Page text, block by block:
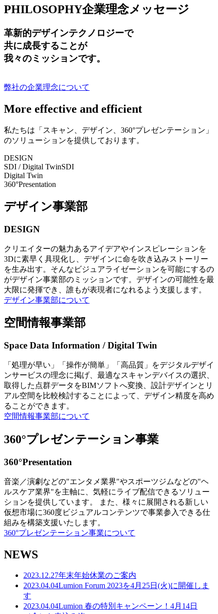
PHILOSOPHY企業理念メッセージ
革新的デザインテクノロジーで
共に成長することが
我々のミッションです。
弊社の企業理念について
More effective and efficient
私たちは「スキャン、デザイン、360°プレゼンテーション」
のソリューションを提供しております。
DESIGN
SDI / Digital TwinSDI
Digital Twin
360°Presentation
デザイン事業部
DESIGN
クリエイターの魅力あるアイデアやインスピレーションを
3Dに素早く具現化し、デザインに命を吹き込みストーリー
を生み出す。そんなビジュアライゼーションを可能にするの
がデザイン事業部のミッションです。デザインの可能性を最
大限に発揮でき、誰もが表現者になれるよう支援します。
デザイン事業部について
空間情報事業部
Space Data Information / Digital Twin
「処理が早い」「操作が簡単」「高品質」をデジタルデザイ
ンサービスの理念に掲げ、最適なスキャンデバイスの選択、
取得した点群データをBIMソフトへ変換、設計デザインとリ
アル空間を比較検討することによって、デザイン精度を高め
ることができます。
空間情報事業部について
360°プレゼンテーション事業
360°Presentation
音楽／演劇などの"エンタメ業界"やスポーツジムなどの"ヘ
ルスケア業界"を主軸に、気軽にライブ配信できるソリュー
ションを提供しています。 また、様々に展開される新しい
仮想市場に360度ビジュアルコンテンツで事業参入できる仕
組みを構築支援いたします。
360°プレゼンテーション事業について
NEWS
2023.12.27年末年始休業のご案内
2023.04.04Lumion Forum 2023を4月25日(火)に開催しま
す
2023.04.04Lumion 春の特別キャンペーン！4月14日